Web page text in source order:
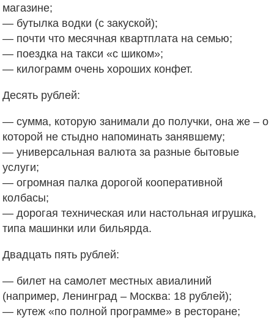
магазине;
— бутылка водки (с закуской);
— почти что месячная квартплата на семью;
— поездка на такси «с шиком»;
— килограмм очень хороших конфет.
Десять рублей:
— сумма, которую занимали до получки, она же – о
которой не стыдно напоминать занявшему;
— универсальная валюта за разные бытовые
услуги;
— огромная палка дорогой кооперативной
колбасы;
— дорогая техническая или настольная игрушка,
типа машинки или бильярда.
Двадцать пять рублей:
— билет на самолет местных авиалиний
(например, Ленинград – Москва: 18 рублей);
— кутеж «по полной программе» в ресторане;